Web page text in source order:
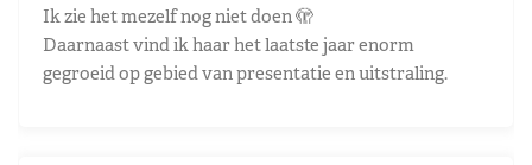
Ik zie het mezelf nog niet doen 🫣
Daarnaast vind ik haar het laatste jaar enorm
gegroeid op gebied van presentatie en uitstraling.